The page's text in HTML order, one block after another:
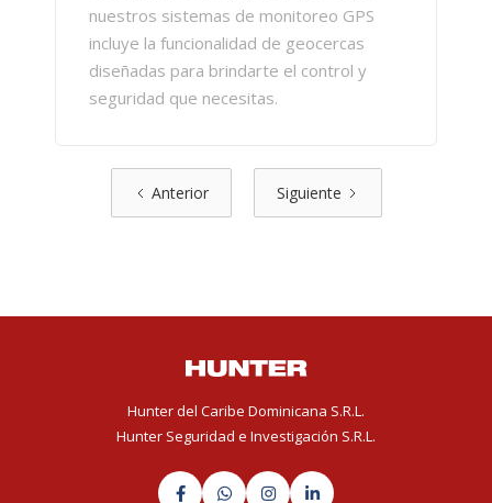
nuestros sistemas de monitoreo GPS
incluye la funcionalidad de geocercas
diseñadas para brindarte el control y
seguridad que necesitas.
Anterior Siguiente
Hunter del Caribe Dominicana S.R.L.
Hunter Seguridad e Investigación S.R.L.
   